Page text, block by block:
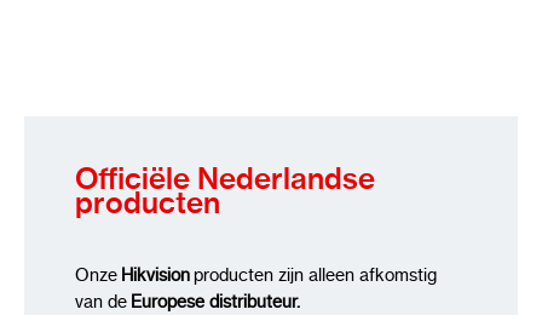
Officiële Nederlandse
producten
Onze Hikvisionproducten zijn alleen afkomstig
van de Europese distributeur.